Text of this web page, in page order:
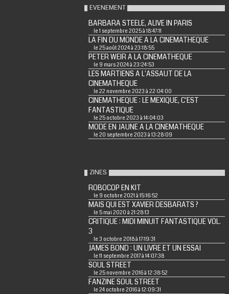
EVENEMENT
BARBARA STEELE, ALIVE IN PARIS
le 1 septembre 2025 à 18:47:11
LA FIN DU MONDE A LA CINEMATHEQUE
le 25 août 2024 à 23:18:55
PETER WEIR A LA CINEMATHEQUE
le 9 mars 2024 à 23:24:53
LES MARTIENS A L'ASSAUT DE LA
CINEMATHEQUE
le 22 novembre 2023 à 22:04:00
CINEMATHEQUE : LE MEXIQUE, C'EST
FANTASTIQUE
le 25 octobre 2023 à 14:04:03
MODE EN JAUNE A LA CINEMATHEQUE
le 20 septembre 2023 à 13:28:09
ZINES
ROBOCOP EN KIT
le 9 octobre 2021 à 15:16:52
MAIS QUI EST XAVIER DESBARATS ?
le 5 mai 2020 à 21:28:13
CRITIQUE : MIDI MINUIT FANTASTIQUE VOL.
3
le 3 octobre 2018 à 17:19:31
JAMES BOND : UN LIVRE ET UN ESSAI
le 11 septembre 2017 à 14:07:38
SOUL STREET
le 25 novembre 2016 à 12:38:52
FANZINE SOUL STREET
le 24 octobre 2016 à 12:09:31